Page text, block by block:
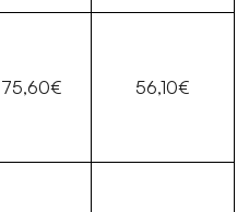
75,60€ 56,10€